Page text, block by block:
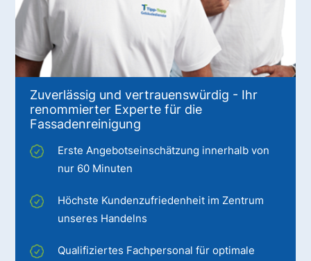
Zuverlässig und vertrauenswürdig - Ihr
renommierter Experte für die
Fassadenreinigung
Erste Angebotseinschätzung innerhalb von
nur 60 Minuten
Höchste Kundenzufriedenheit im Zentrum
unseres Handelns
Qualifiziertes Fachpersonal für optimale